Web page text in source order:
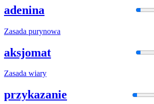
adenina
Zasada purynowa
aksjomat
Zasada wiary
przykazanie